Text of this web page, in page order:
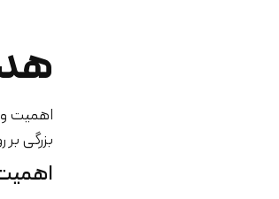
اهمیت و
بزرگی